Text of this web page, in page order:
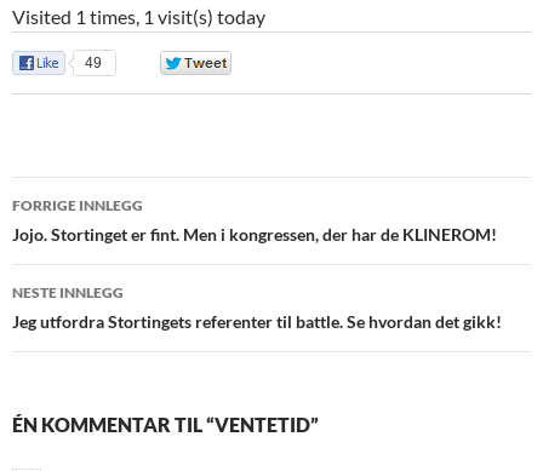
Visited 1 times, 1 visit(s) today
49
Innleggsnavigasjon
FORRIGE INNLEGG
Jojo. Stortinget er fint. Men i kongressen, der har de KLINEROM!
NESTE INNLEGG
Jeg utfordra Stortingets referenter til battle. Se hvordan det gikk!
ÉN KOMMENTAR TIL “VENTETID”